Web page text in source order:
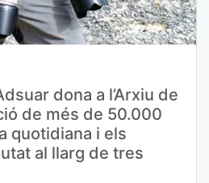
dona a l’Arxiu de
de més de 50.000
quotidiana i els
al llarg de tres